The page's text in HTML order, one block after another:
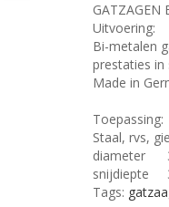
GATZAGEN
Uitvoering:
Bi-metalen
prestaties in
Made in
Toepassing:
Staal, rvs,
diameter
snijdiepte
Tags: